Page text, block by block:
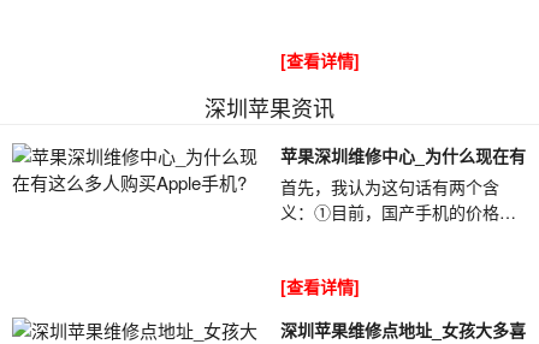
怎样降低视频...
[查看详情]
深圳苹果资讯
苹果深圳维修中心_为什么现在有
首先，我认为这句话有两个含
义：①目前，国产手机的价格非
苹果手机意味着要...
[查看详情]
深圳苹果维修点地址_女孩大多喜